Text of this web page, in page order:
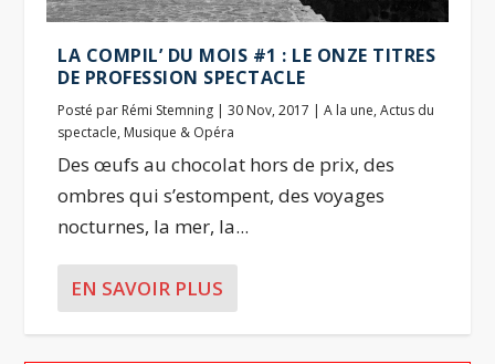
LA COMPIL’ DU MOIS #1 : LE ONZE TITRES
DE PROFESSION SPECTACLE
Posté par Rémi Stemning |30 Nov, 2017 |A la une,Actus du
spectacle, Musique & Opéra
Des œufs au chocolat hors de prix, des
ombres qui s’estompent, des voyages
nocturnes, la mer, la...
EN SAVOIR PLUS